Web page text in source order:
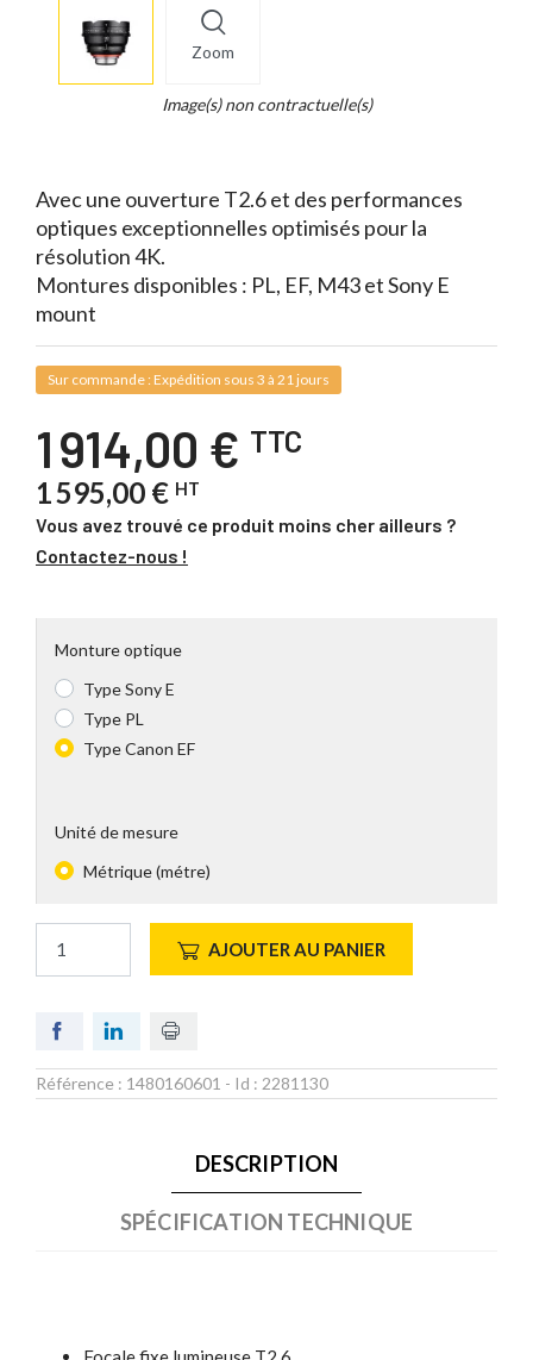
Zoom
Legend...
Image(s) non contractuelle(s)
Avec une ouverture T2.6 et des performances
optiques exceptionnelles optimisés pour la
résolution 4K.
Montures disponibles : PL, EF, M43 et Sony E
mount
Sur commande : Expédition sous 3 à 21 jours
1 914,00 € TTC
1 595,00 € HT
Vous avez trouvé ce produit moins cher ailleurs ?
Contactez-nous !
Monture optique
Type Sony E
Type PL
Type Canon EF
Unité de mesure
Métrique (métre)
AJOUTER AU PANIER
Référence : 1480160601 - Id : 2281130
DESCRIPTION
SPÉCIFICATION TECHNIQUE